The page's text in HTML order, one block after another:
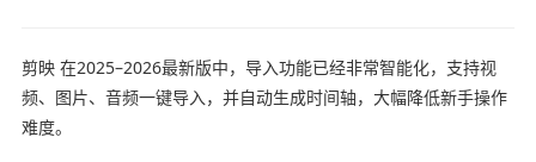
剪映在2025–2026最新版中，导入功能已经非常智能化，支持视
频、图片、音频一键导入，并自动生成时间轴，大幅降低新手操作
难度。